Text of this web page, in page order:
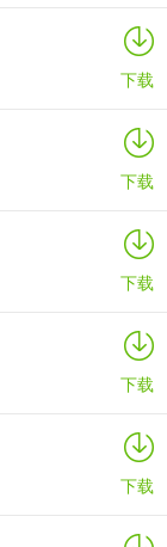
下载
下载
下载
下载
下载